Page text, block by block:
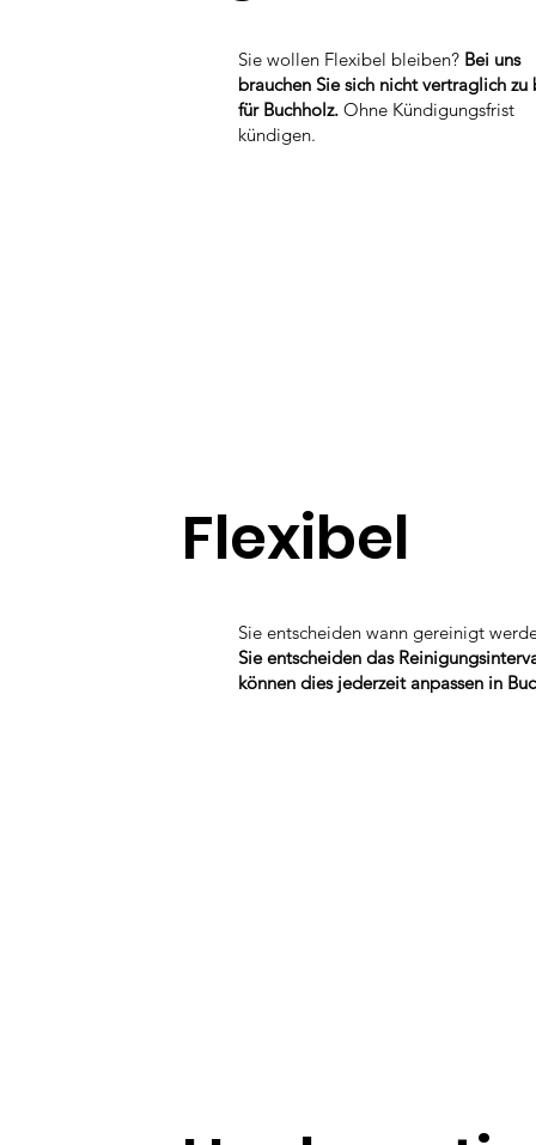
Sie wollen Flexibel bleiben? Bei uns
brauchen Sie sich nicht vertraglich zu
für Buchholz.Ohne Kündigungsfrist
kündigen.
Flexibel
Sie entscheiden wann gereinigt
Sie entscheiden das
können dies jederzeit anpassen in